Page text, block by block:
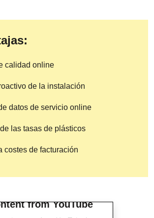
calidad online
de la instalación
datos de servicio online
las tasas de plásticos
costes de facturación
from YouTube